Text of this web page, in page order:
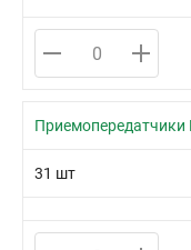
Приемопередатчики
31 шт